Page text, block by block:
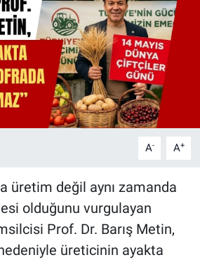
A- A+
üretim değil aynı zamanda
olduğunu vurgulayan
Prof. Dr. Barış Metin,
üreticinin ayakta